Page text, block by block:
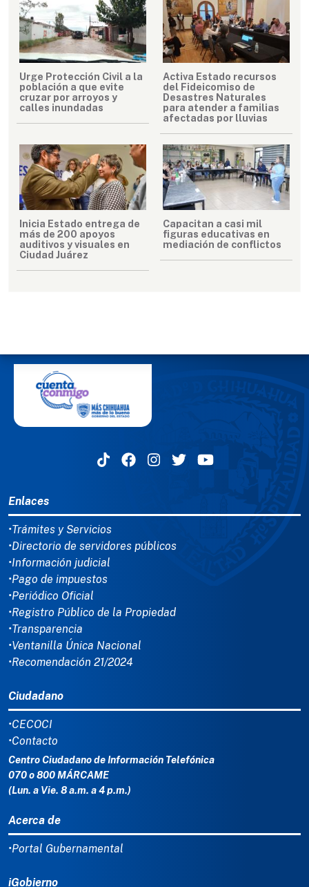
Urge Protección Civil a la
población a que evite
cruzar por arroyos y
calles inundadas
Activa Estado recursos
del Fideicomiso de
Desastres Naturales
para atender a familias
afectadas por lluvias
Inicia Estado entrega de
más de 200 apoyos
auditivos y visuales en
Ciudad Juárez
Capacitan a casi mil
figuras educativas en
mediación de conflictos
Enlaces
•Trámites y Servicios
•Directorio de servidores públicos
•Información judicial
•Pago de impuestos
•Periódico Oficial
•Registro Público de la Propiedad
•Transparencia
•Ventanilla Única Nacional
•Recomendación 21/2024
Ciudadano
•CECOCI
•Contacto
Centro Ciudadano de Información Telefónica
070 o 800 MÁRCAME
(Lun. a Vie. 8 a.m. a 4 p.m.)
Acerca de
•Portal Gubernamental
iGobierno